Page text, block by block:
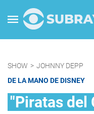
SHOW > JOHNNY DEPP
DE LA MANO DE DISNEY
"Piratas del